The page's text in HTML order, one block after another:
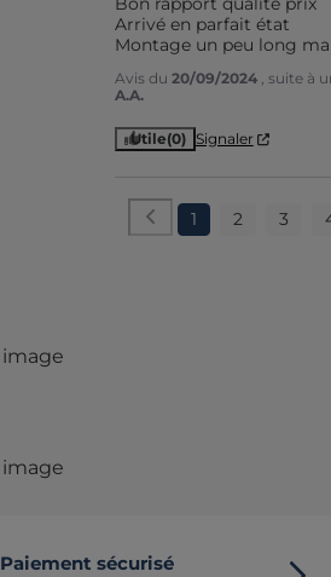
Arrivé en parfait état
Montage un peu long
Avis du 20/09/2024 , suite à
A.A.
Utile(0) Signaler
1 2 3
Paiement sécurisé